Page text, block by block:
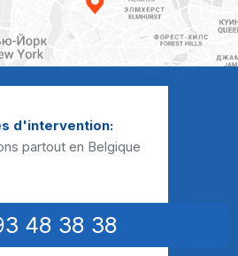
Chapelle-à-Oie
Chapelle-à-Wattines
Escanaffles
d'intervention:
partout en Belgique
48 38 38